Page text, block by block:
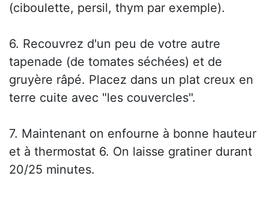
(ciboulette, persil, thym par exemple).
6. Recouvrez d'un peu de votre autre
tapenade (de tomates séchées) et de
gruyère râpé. Placez dans un plat creux en
terre cuite avec "les couvercles".
7. Maintenant on enfourne à bonne hauteur
et à thermostat 6. On laisse gratiner durant
20/25 minutes.